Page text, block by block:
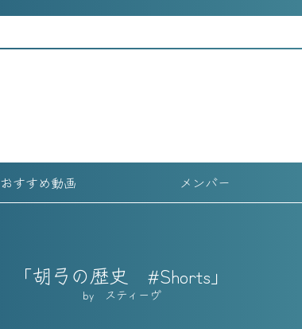
おすすめ動画 メンバー
胡弓の歴史 #Shorts
スティーヴ